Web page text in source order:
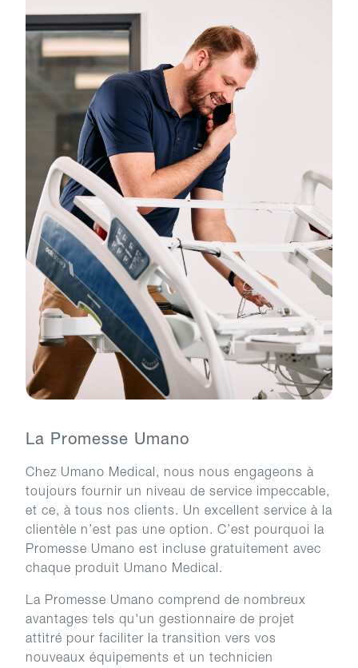
La Promesse Umano
Chez Umano Medical, nous nous engageons à
toujours fournir un niveau de service impeccable,
et ce, à tous nos clients. Un excellent service à la
clientèle n’est pas une option. C’est pourquoi la
Promesse Umano est incluse gratuitement avec
chaque produit Umano Medical.
La Promesse Umano comprend de nombreux
avantages tels qu'un gestionnaire de projet
attitré pour faciliter la transition vers vos
nouveaux équipements et un technicien